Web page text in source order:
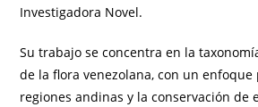
Investigadora Novel.
Su trabajo se concentra en la
de la flora venezolana, con un
regiones andinas y la conservación de